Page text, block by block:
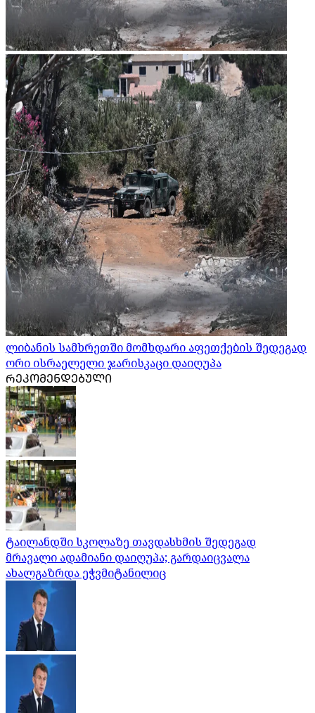
ლიბანის სამხრეთში მომხდარი აფეთქების შედეგად
ორი ისრაელელი ჯარისკაცი დაიღუპა
ᲠᲔᲙᲝᲛᲔᲜᲓᲔᲑᲣᲚᲘ
ტაილანდში სკოლაზე თავდასხმის შედეგად
მრავალი ადამიანი დაიღუპა; გარდაიცვალა
ახალგაზრდა ეჭვმიტანილიც